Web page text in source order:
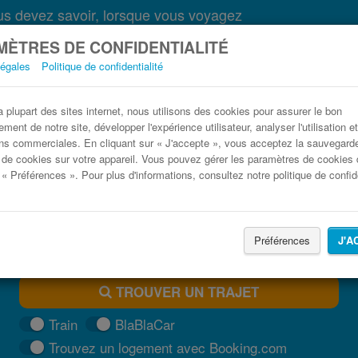
DE CONFIDENTIALITÉ
Politique de confidentialité
plupart des sites internet, nous utilisons des cookies pour assurer le bon
de notre site, développer l'expérience utilisateur, analyser l'utilisation
commerciales. En cliquant sur « J'accepte », vous acceptez la
cookies sur votre appareil. Vous pouvez gérer les paramètres de cookies
Préférences ». Pour plus d'informations, consultez notre politique de
Préférences
devez savoir, lorsque vous voyagez
Bus Budapest Debrecen pas cher
Trouvez votre billet de bus moins cher
TROUVER UN TRAJET
Train
BlaBlaCar
Trouvez un logement avec Booking.com